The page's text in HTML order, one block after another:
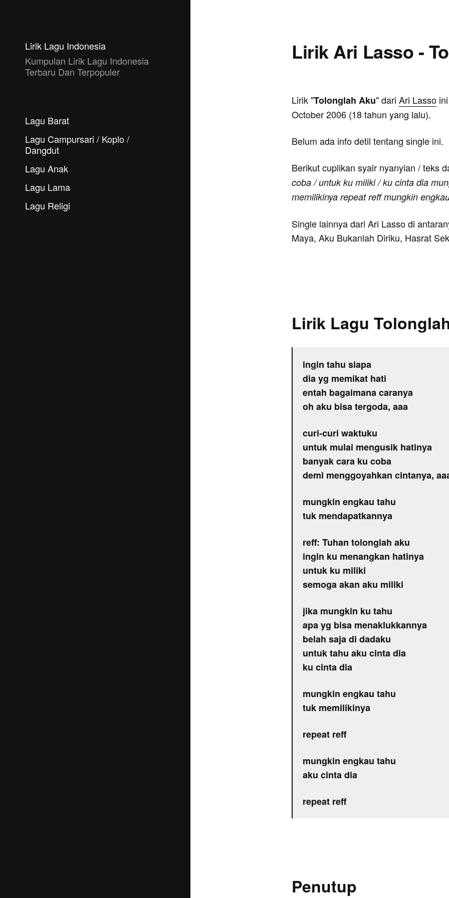
Lirik Lagu Indonesia
Kumpulan Lirik Lagu Indonesia
Terbaru Dan Terpopuler
Lagu Barat
Lagu Campursari / Koplo /
Dangdut
Lagu Anak
Lagu Lama
Lagu Religi
Lirik Ari Lasso -
Lirik "Tolonglah Aku" dari Ari Lasso
October 2006 (18 tahun yang lalu).
Belum ada info detil tentang single ini.
Berikut cuplikan syair nyanyian / teks
coba / untuk ku miliki / ku cinta dia
memilikinya repeat reff mungkin
Single lainnya dari Ari Lasso di
Maya, Aku Bukanlah Diriku, Hasrat
Lirik Lagu
ingin tahu siapa
dia yg memikat hati
entah bagaimana caranya
oh aku bisa tergoda, aaa
curi-curi waktuku
untuk mulai mengusik hatinya
banyak cara ku coba
demi menggoyahkan cintanya,
mungkin engkau tahu
tuk mendapatkannya
reff: Tuhan tolonglah aku
ingin ku menangkan hatinya
untuk ku miliki
semoga akan aku miliki
jika mungkin ku tahu
apa yg bisa menaklukkannya
belah saja di dadaku
untuk tahu aku cinta dia
ku cinta dia
mungkin engkau tahu
tuk memilikinya
repeat reff
mungkin engkau tahu
aku cinta dia
repeat reff
Penutup